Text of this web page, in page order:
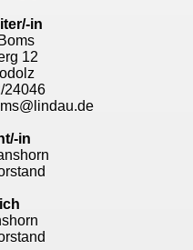
in
12
24046
in